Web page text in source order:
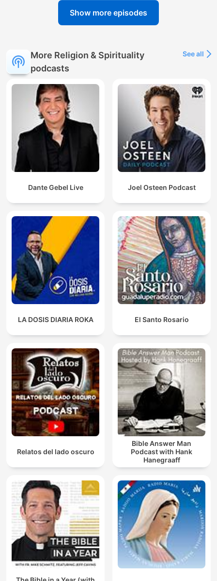
Show more episodes
More Religion & Spirituality
podcasts
See all
Dante Gebel Live Joel Osteen Podcast
LA DOSIS DIARIA ROKA El Santo Rosario
Relatos del lado oscuro
Bible Answer Man
Podcast with Hank
Hanegraaff